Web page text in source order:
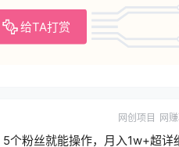
给TA打赏
网创项目 网
个粉丝就能操作，月入1w+超详